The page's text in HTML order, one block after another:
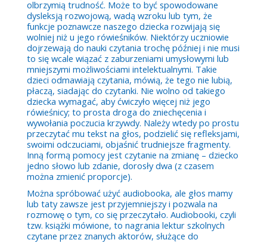
olbrzymią trudność. Może to być spowodowane
dysleksją rozwojową, wadą wzroku lub tym, że
funkcje poznawcze naszego dziecka rozwijają się
wolniej niż u jego rówieśników. Niektórzy uczniowie
dojrzewają do nauki czytania trochę później i nie musi
to się wcale wiązać z zaburzeniami umysłowymi lub
mniejszymi możliwościami intelektualnymi. Takie
dzieci odmawiają czytania, mówią, że tego nie lubią,
płaczą, siadając do czytanki. Nie wolno od takiego
dziecka wymagać, aby ćwiczyło więcej niż jego
rówieśnicy; to prosta droga do zniechęcenia i
wywołania poczucia krzywdy. Należy wtedy po prostu
przeczytać mu tekst na głos, podzielić się refleksjami,
swoimi odczuciami, objaśnić trudniejsze fragmenty.
Inną formą pomocy jest czytanie na zmianę – dziecko
jedno słowo lub zdanie, dorosły dwa (z czasem
można zmienić proporcje).
Można spróbować użyć audiobooka, ale głos mamy
lub taty zawsze jest przyjemniejszy i pozwala na
rozmowę o tym, co się przeczytało. Audiobooki, czyli
tzw. książki mówione, to nagrania lektur szkolnych
czytane przez znanych aktorów, służące do